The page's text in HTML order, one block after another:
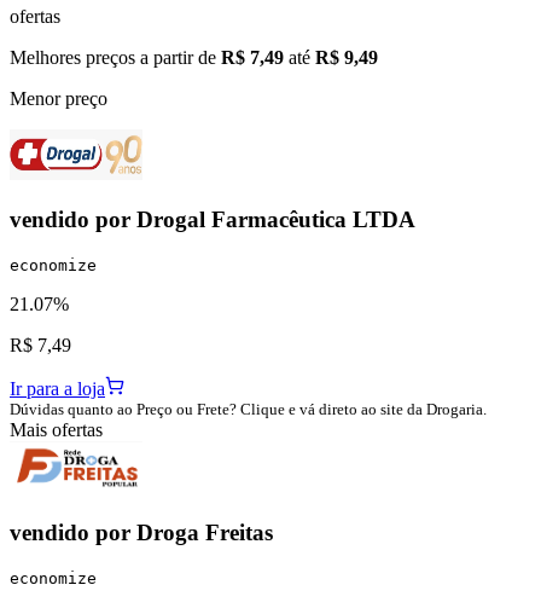
ofertas
Melhores preços a partir de R$ 7,49 até R$ 9,49
Menor preço
vendido por Drogal Farmacêutica LTDA
economize
21.07%
R$ 7,49
Ir para a loja
Dúvidas quanto ao Preço ou Frete? Clique e vá direto ao site da Drogaria.
Mais ofertas
vendido por Droga Freitas
economize